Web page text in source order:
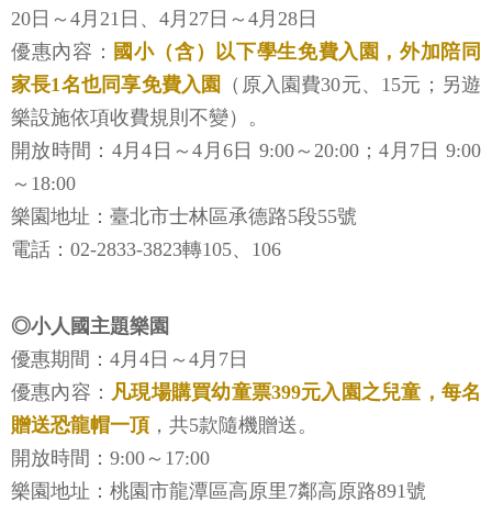
20日～4月21日、4月27日～4月28日
優惠內容： 國小（含）以下學生免費入園，外加陪同
家長1名也同享免費入園
（原入園費30元、15元；另遊
樂設施依項收費規則不變）。
開放時間：4月4日～4月6日 9:00～20:00；4月7日 9:00
～18:00
樂園地址：臺北市士林區承德路5段55號
電話：02-2833-3823轉105、106
◎小人國主題樂園
優惠期間：4月4日～4月7日
優惠內容： 凡現場購買幼童票399元入園之兒童，每名
贈送恐龍帽一頂，共5款隨機贈送。
開放時間：9:00～17:00
樂園地址：桃園市龍潭區高原里7鄰高原路891號